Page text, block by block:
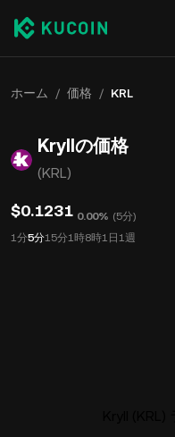
ホーム / 価格 / KRL
Kryllの価格
(KRL)
$0.1231 0.00% (5分)
1分5分15分1時8時1日 1週